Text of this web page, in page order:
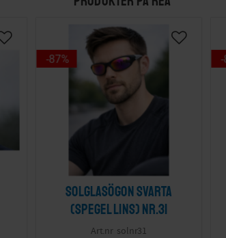
Solglasögon svarta
(spegel lins) nr.31
solnr31
87%